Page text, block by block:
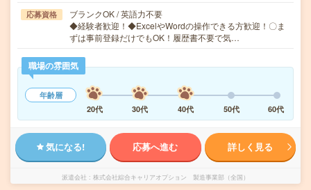
応募資格
ブランクOK / 英語力不要
◆経験者歓迎！◆ExcelやWordの操作できる方歓迎！〇ま
ずは事前登録だけでもOK！履歴書不要で気…
職場の雰囲気
年齢層
20代
30代 40代 50代 60代
気になる! 応募へ進む 詳しく見る
派遣会社 株式会社綜合キャリアオプション 製造事業部（全国）